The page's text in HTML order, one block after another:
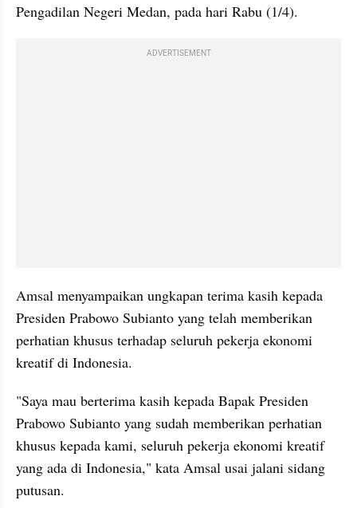
Pengadilan Negeri Medan, pada hari Rabu (1/4).
ADVERTISEMENT
Amsal menyampaikan ungkapan terima kasih kepada
Presiden Prabowo Subianto yang telah memberikan
perhatian khusus terhadap seluruh pekerja ekonomi
kreatif di Indonesia.
"Saya mau berterima kasih kepada Bapak Presiden
Prabowo Subianto yang sudah memberikan perhatian
khusus kepada kami, seluruh pekerja ekonomi kreatif
yang ada di Indonesia," kata Amsal usai jalani sidang
putusan.